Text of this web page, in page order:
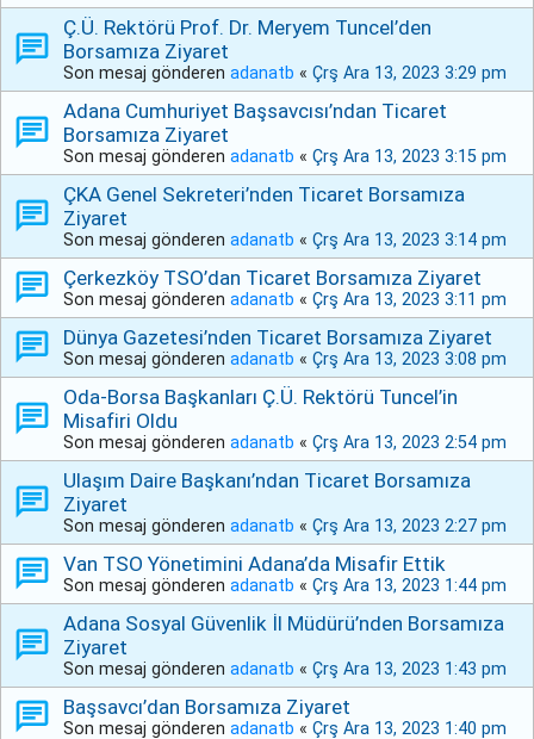
Ç.Ü. Rektörü Prof. Dr. Meryem Tuncel’den
Borsamıza Ziyaret
Son mesaj gönderen adanatb « Çrş Ara 13, 2023 3:29 pm
Adana Cumhuriyet Başsavcısı’ndan Ticaret
Borsamıza Ziyaret
Son mesaj gönderen adanatb « Çrş Ara 13, 2023 3:15 pm
ÇKA Genel Sekreteri’nden Ticaret Borsamıza
Ziyaret
Son mesaj gönderen adanatb « Çrş Ara 13, 2023 3:14 pm
Çerkezköy TSO’dan Ticaret Borsamıza Ziyaret
Son mesaj gönderen adanatb « Çrş Ara 13, 2023 3:11 pm
Dünya Gazetesi’nden Ticaret Borsamıza Ziyaret
Son mesaj gönderen adanatb « Çrş Ara 13, 2023 3:08 pm
Oda-Borsa Başkanları Ç.Ü. Rektörü Tuncel’in
Misafiri Oldu
Son mesaj gönderen adanatb « Çrş Ara 13, 2023 2:54 pm
Ulaşım Daire Başkanı’ndan Ticaret Borsamıza
Ziyaret
Son mesaj gönderen adanatb « Çrş Ara 13, 2023 2:27 pm
Van TSO Yönetimini Adana’da Misafir Ettik
Son mesaj gönderen adanatb « Çrş Ara 13, 2023 1:44 pm
Adana Sosyal Güvenlik İl Müdürü’nden Borsamıza
Ziyaret
Son mesaj gönderen adanatb « Çrş Ara 13, 2023 1:43 pm
Başsavcı’dan Borsamıza Ziyaret
Son mesaj gönderen adanatb « Çrş Ara 13, 2023 1:40 pm